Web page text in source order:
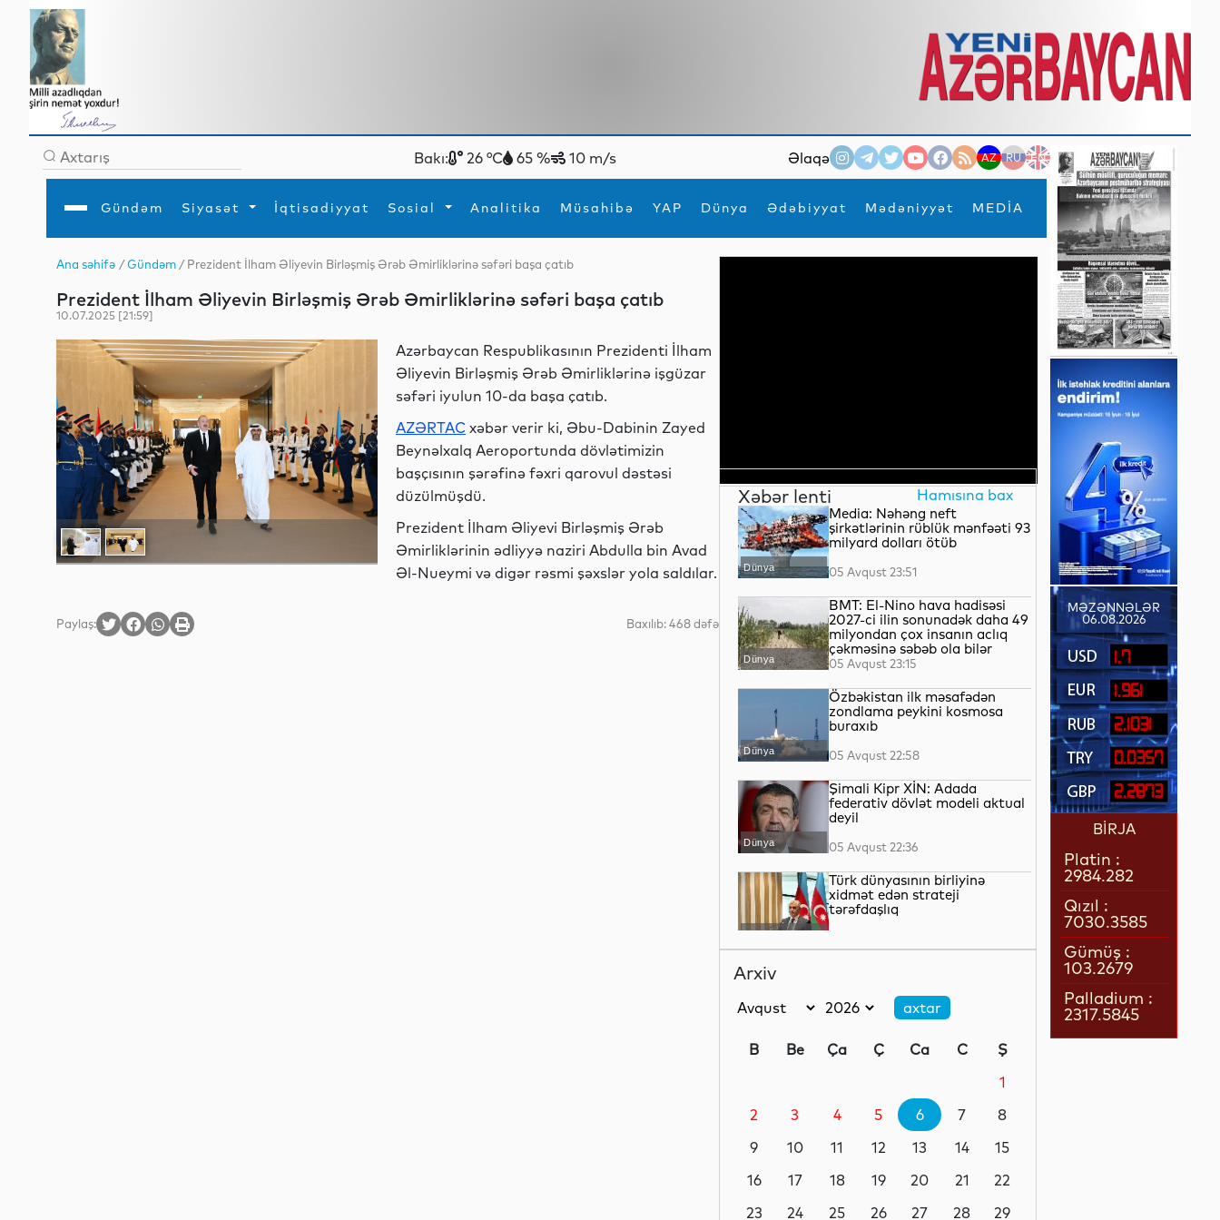
Bakı: 26 °C 65 % 10 m/s Əlaqə AZ RU EN
Gündəm Siyasət İqtisadiyyat Sosial Analitika Müsahibə YAP Dünya Ədəbiyyat Mədəniyyət MEDİA
×
Gündəm
İqtisadiyyat
Analitika
Mədəniyyət
Ədəbiyyat
MEDİA
Xarici siyasətTurizm
Hadisə
İdmanYeni texnologiyalar
Ana səhifə /Gündəm / Prezident İlham Əliyevin Birləşmiş Ərəb Əmirliklərinə səfəri başa çatıb
Prezident İlham Əliyevin Birləşmiş Ərəb Əmirliklərinə səfəri başa çatıb
10.07.2025 [21:59]
Azərbaycan Respublikasının Prezidenti İlham
Əliyevin Birləşmiş Ərəb Əmirliklərinə işgüzar
səfəri iyulun 10-da başa çatıb.
AZƏRTAC xəbər verir ki, Əbu-Dabinin Zayed
Beynəlxalq Aeroportunda dövlətimizin
başçısının şərəfinə fəxri qarovul dəstəsi
düzülmüşdü.
Prezident İlham Əliyevi Birləşmiş Ərəb
Əmirliklərinin ədliyyə naziri Abdulla bin Avad
Əl-Nueymi və digər rəsmi şəxslər yola saldılar.
Paylaş: Baxılıb: 468 dəfə
Xəbər lenti Hamısına bax
Dünya
Media: Nəhəng neft
şirkətlərinin rüblük mənfəəti 93
milyard dolları ötüb
05 Avqust 23:51
Dünya
BMT: El-Nino hava hadisəsi
2027-ci ilin sonunadək daha 49
milyondan çox insanın aclıq
çəkməsinə səbəb ola bilər
05 Avqust 23:15
Dünya
Özbəkistan ilk məsafədən
zondlama peykini kosmosa
buraxıb
05 Avqust 22:58
Dünya
Şimali Kipr XİN: Adada
federativ dövlət modeli aktual
deyil
05 Avqust 22:36
YAP xəbərləri
Türk dünyasının birliyinə
xidmət edən strateji
tərəfdaşlıq
Dünya
təkzib edib
05 Avqust 21:57
İqtisadiyyat
Qızılın qiyməti 4200 dolları
05 Avqust 21:37
Arxiv
B Be Ça Ç Ca C
Ş
1
2
3 4 5 6 7
8
9
10 11 12 13 14
15
16
17 18 19 20 21
22
23
24 25 26 27 28
29
MƏZƏNNƏLƏR
06.08.2026
1.7
1.961
2.1031
0.0357
2.2873
BİRJA
Platin :
2984.282
Qızıl :
7030.3585
Gümüş :
103.2679
Palladium :
2317.5845